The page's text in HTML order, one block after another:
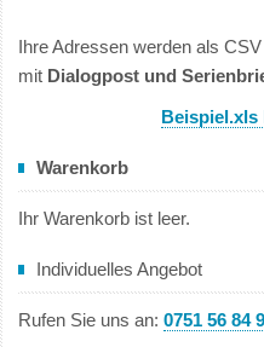
Ihre Adressen werden als
mit Dialogpost und
Beispiel.xls
Warenkorb
Ihr Warenkorb ist leer.
Individuelles Angebot
Rufen Sie uns an: 0751 56 84